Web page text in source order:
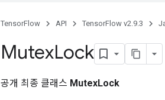
TensorFlow API TensorFlow v2.9.3
MutexLock
공개 최종 클래스 MutexLock